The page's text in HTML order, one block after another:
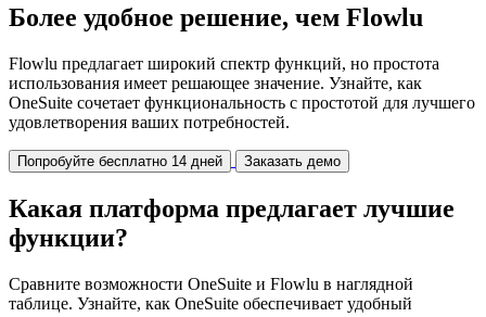
Более удобное решение, чем Flowlu
Flowlu предлагает широкий спектр функций, но простота
использования имеет решающее значение. Узнайте, как
OneSuite сочетает функциональность с простотой для лучшего
удовлетворения ваших потребностей.
Попробуйте бесплатно 14 дней Заказать демо
Какая платформа предлагает лучшие
функции?
Сравните возможности OneSuite и Flowlu в наглядной
таблице. Узнайте, как OneSuite обеспечивает удобный